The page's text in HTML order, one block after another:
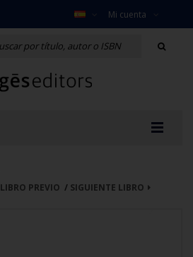
Mi cuenta
SIGUIENTE LIBRO
LIBRO PREVIO /